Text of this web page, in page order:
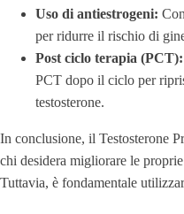
Uso di antiestrogeni:
per ridurre il rischio di
Post ciclo terapia (PCT):
PCT dopo il ciclo per
testosterone.
In conclusione, il Testosterone
chi desidera migliorare le
Tuttavia, è fondamentale